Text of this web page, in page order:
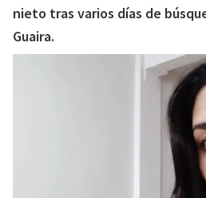
nieto tras varios días de
Guaira.